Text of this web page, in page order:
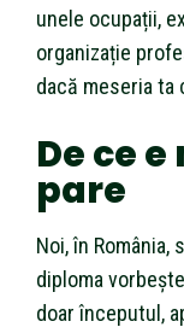
unele ocupații,
organizație
dacă meseria ta
De ce
pare
Noi, în
diploma
doar începutul,